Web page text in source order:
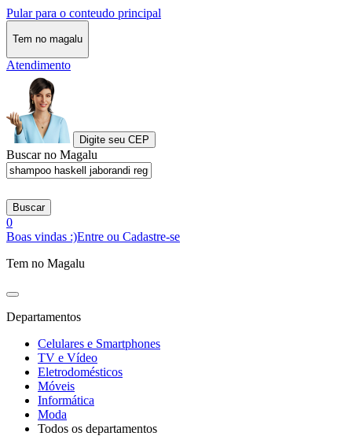
Pular para o conteudo principal
Tem no magalu
Atendimento
Digite seu CEP
Buscar no Magalu
Buscar
0
Boas vindas :)Entre ou Cadastre-se
Tem no Magalu
Departamentos
Celulares e Smartphones
TV e Vídeo
Eletrodomésticos
Móveis
Informática
Moda
Todos os departamentos